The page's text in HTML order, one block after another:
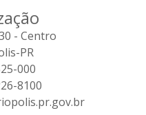
- Centro
PR
000
8100